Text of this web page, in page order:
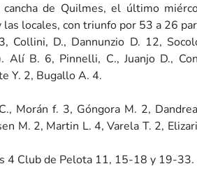
de Quilmes, el último
locales, con triunfo por 53 a 26
Collini, D., Dannunzio D. 12,
Alí B. 6, Pinnelli, C., Juanjo D.,
Y. 2, Bugallo A. 4.
Morán f. 3, Góngora M. 2,
M. 2, Martin L. 4, Varela T. 2,
4 Club de Pelota 11, 15-18 y 19-33.